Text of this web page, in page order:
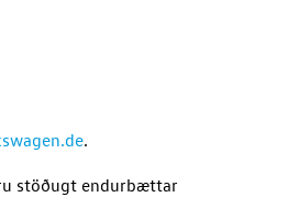
.
stöðugt endurbættar